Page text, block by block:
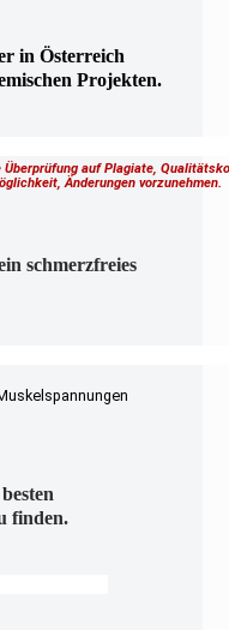
in Österreich
Projekten.
auf Plagiate,
Änderungen vorzunehmen.
schmerzfreies
finden.